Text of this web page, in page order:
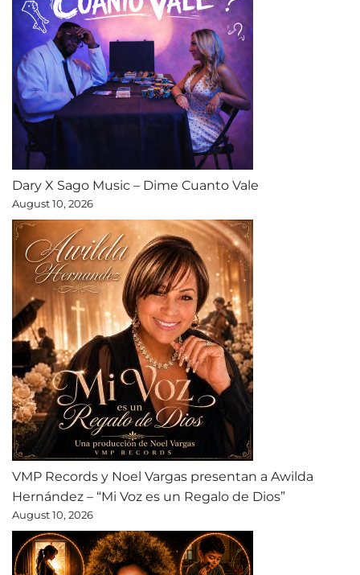
Dary X Sago Music – Dime Cuanto Vale
August 10, 2026
VMP Records y Noel Vargas presentan a Awilda
Hernández – “Mi Voz es un Regalo de Dios”
August 10, 2026